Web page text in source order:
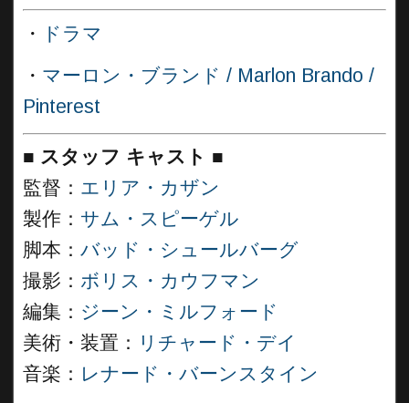
・
ドラマ
・ マーロン・ブランド / Marlon Brando /
Pinterest
■ スタッフ キャスト ■
監督： エリア・カザン
製作： サム・スピーゲル
脚本： バッド・シュールバーグ
撮影： ボリス・カウフマン
編集： ジーン・ミルフォード
美術・装置： リチャード・デイ
音楽： レナード・バーンスタイン